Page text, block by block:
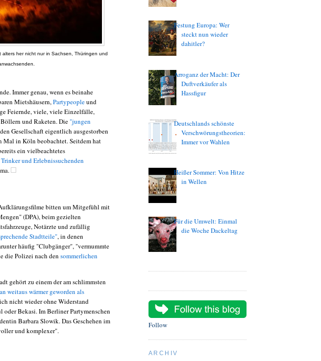
her nicht nur in Sachsen, Thüringen und
Immer genau, wenn es beinahe
Mietshäusern, Partypeopleund
Feiernde, viele, viele Einzelfälle,
und Raketen. Die "jungen
Gesellschaft eigentlich ausgestorben
Mal in Köln beobachtet. Seitdem hat
ein vielbeachtetes
und Erlebnissuchenden
bitten um Mitgefühl mit
(DPA), beim gezielten
Notärzte und zufällig
Stadtteile", in denen
häufig "Clubgänger", "vermummte
die Polizei nach den sommerlichen
gehört zu einem der am schlimmsten
weitaus wärmer geworden als
nicht wieder ohne Widerstand
Bekasi. Im Berliner Partymenschen
Barbara Slowik. Das Geschehen im
und komplexer".
Festung Europa: Wer
steckt nun wieder
dahitler?
Arroganz der Macht: Der
Duftverkäufer als
Hassfigur
Deutschlands schönste
Verschwörungstheorien:
Immer vor Wahlen
Heißer Sommer: Von Hitze
in Wellen
Für die Umwelt: Einmal
die Woche Dackeltag
Follow
ARCHIV